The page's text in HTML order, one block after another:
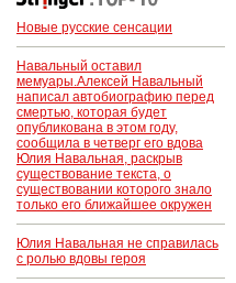
Новые русские сенсации
Навальный оставил
мемуары.Алексей Навальный
написал автобиографию перед
смертью, которая будет
опубликована в этом году,
сообщила в четверг его вдова
Юлия Навальная, раскрыв
существование текста, о
существовании которого знало
только его ближайшее окружен
Юлия Навальная не справилась
с ролью вдовы героя